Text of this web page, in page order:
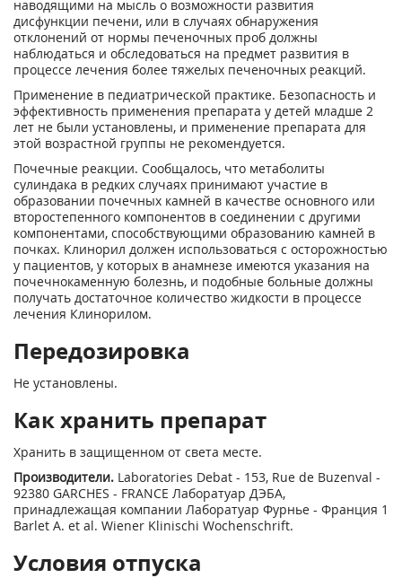
наводящими на мысль о возможности развития
дисфункции печени, или в случаях обнаружения
отклонений от нормы печеночных проб должны
наблюдаться и обследоваться на предмет развития в
процессе лечения более тяжелых печеночных реакций.
Применение в педиатрической практике. Безопасность и
эффективность применения препарата у детей младше 2
лет не были установлены, и применение препарата для
этой возрастной группы не рекомендуется.
Почечные реакции. Сообщалось, что метаболиты
сулиндака в редких случаях принимают участие в
образовании почечных камней в качестве основного или
второстепенного компонентов в соединении с другими
компонентами, способствующими образованию камней в
почках. Клинорил должен использоваться с осторожностью
у пациентов, у которых в анамнезе имеются указания на
почечнокаменную болезнь, и подобные больные должны
получать достаточное количество жидкости в процессе
лечения Клинорилом.
Передозировка
Не установлены.
Как хранить препарат
Хранить в защищенном от света месте.
Производители. Laboratories Debat - 153, Rue de Buzenval -
92380 GARCHES - FRANCE Лаборатуар ДЭБА,
принадлежащая компании Лаборатуар Фурнье - Франция 1
Barlet A. et al. Wiener Klinischi Wochenschrift.
Условия отпуска